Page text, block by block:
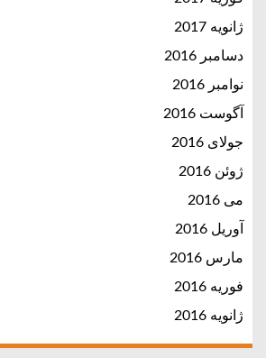
ژانویه 2017
دسامبر 2016
نوامبر 2016
آگوست 2016
جولای 2016
ژوئن 2016
می 2016
آوریل 2016
مارس 2016
فوریه 2016
ژانویه 2016